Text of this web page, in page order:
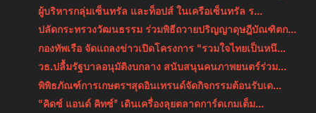
ผู้บริหารกลุ่มเซ็นทรัล และท็อปส์ ในเครือเซ็นทรัล ร...
ปลัดกระทรวงวัฒนธรรม ร่วมพิธีถวายปริญญาดุษฎีบัณฑิตก...
กองทัพเรือ จัดแถลงข่าวเปิดโครงการ “รวมใจไทยเป็นหนึ...
วธ.ปลื้มรัฐบาลอนุมัติงบกลาง สนับสนุนคนภาพยนตร์ร่วม...
พิพิธภัณฑ์การเกษตรฯสุดอินเทรนด์จัดกิจกรรมต้อนรับเด...
“คิดซ์ แอนด์ คิทซ์” เดินเครื่องลุยตลาดการ์ดเกมเต็ม...